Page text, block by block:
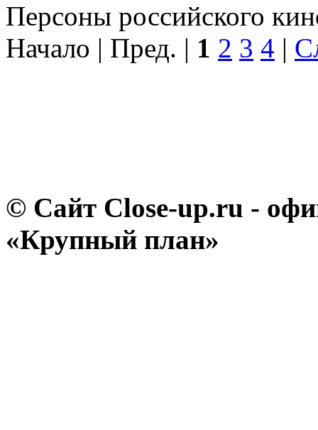
Персоны российского
Начало | Пред. | 1 2 3 4 |
© Сайт Close-up.ru -
«Крупный план»